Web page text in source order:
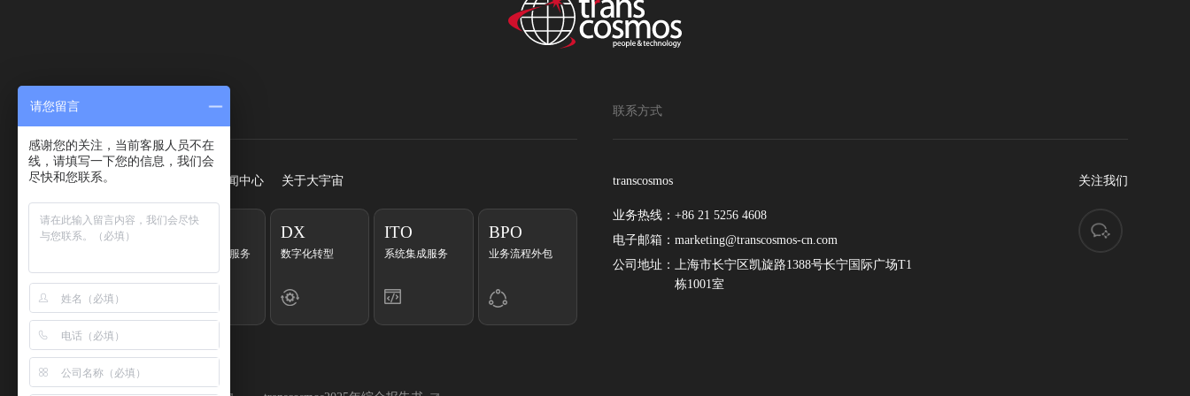
快速访问
首页 服务 新闻中心 关于大宇宙
CC
一站式电商服务
DX
数字化转型
ITO
系统集成服务
BPO
业务流程外包
联系方式
transcosmos
业务热线： +86 21 5256 4608
电子邮箱： marketing@transcosmos-cn.com
公司地址： 上海市长宁区凯旋路1388号长宁国际广场T1
栋1001室
关注我们
请您留言
感谢您的关注，当前客服人员不在
线，请填写一下您的信息，我们会
尽快和您联系。